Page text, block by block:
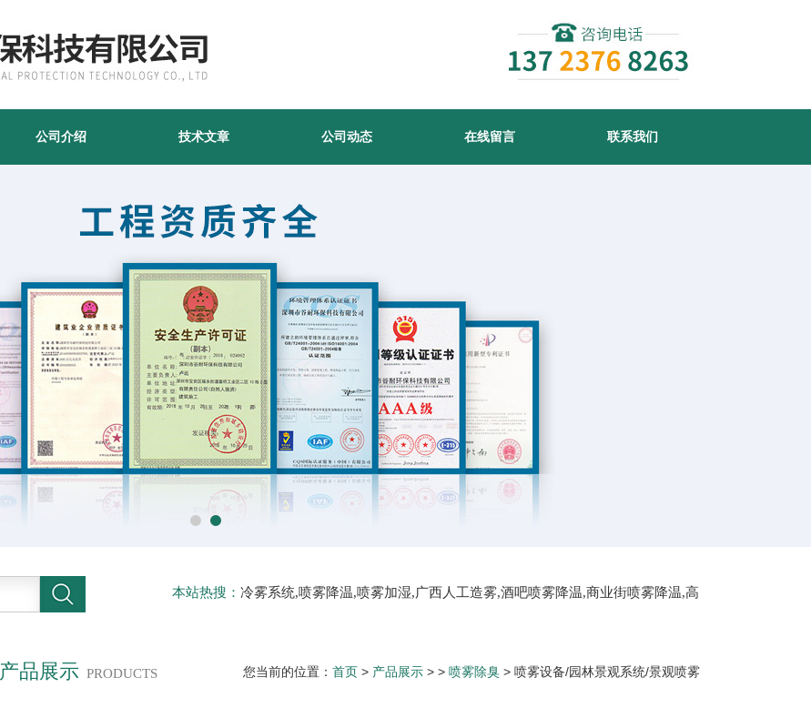
公司介绍 技术文章 公司动态 在线留言 联系我们
本站热搜： 冷雾系统,喷雾降温,喷雾加湿,广西人工造雾,酒吧喷雾降温,商业街喷雾降温,高
产品展示 PRODUCTS 您当前的位置： 首页 > 产品展示 > > 喷雾除臭 > 喷雾设备/园林景观系统/景观喷雾